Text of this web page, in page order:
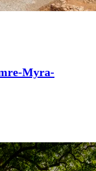
Myra-